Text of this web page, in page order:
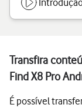
Transfira
Find X8 Pro
É possível